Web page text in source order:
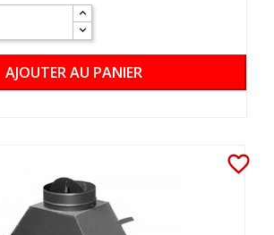
AJOUTER AU PANIER
favorite_border